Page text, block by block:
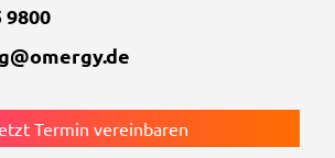
9800
Termin vereinbaren